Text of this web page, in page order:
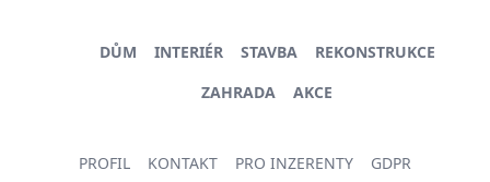
DŮM INTERIÉR STAVBA
REKONSTRUKCE
ZAHRADA
AKCE
PROFIL KONTAKT PRO INZERENTY GDPR